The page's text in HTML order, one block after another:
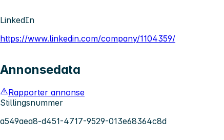
LinkedIn
https://www.linkedin.com/company/1104359/
Annonsedata
Rapporter annonse
Stillingsnummer
a549aea8-d451-4717-9529-013e68364c8d